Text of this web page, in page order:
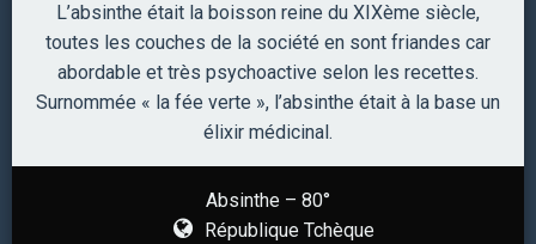
L’absinthe était la boisson reine du XIXème siècle,
toutes les couches de la société en sont friandes car
abordable et très psychoactive selon les recettes.
Surnommée « la fée verte », l’absinthe était à la base un
élixir médicinal.
Absinthe – 80°
République Tchèque